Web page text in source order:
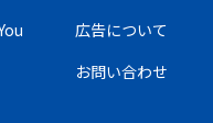
広告について
お問い合わせ